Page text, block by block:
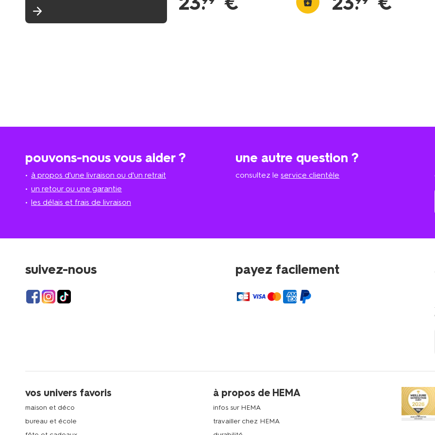
pouvons-nous vous aider ?
à propos d'une livraison ou d'un retrait
un retour ou une garantie
les délais et frais de livraison
une autre question ?
consultez leservice clientèle
suivez-nous payez facilement
vos univers favoris
maison et déco
bureau et école
à propos de HEMA
infos sur HEMA
travailler chez HEMA